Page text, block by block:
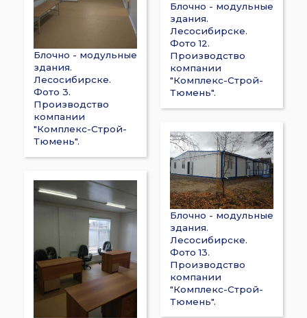
Блочно - модульные
здания.
Лесосибирске.
Фото 3.
Производство
компании
"Комплекс-Строй-
Тюмень".
Блочно - модульные
здания.
Лесосибирске.
Фото 12.
Производство
компании
"Комплекс-Строй-
Тюмень".
Блочно - модульные
здания.
Лесосибирске.
Фото 13.
Производство
компании
"Комплекс-Строй-
Тюмень".